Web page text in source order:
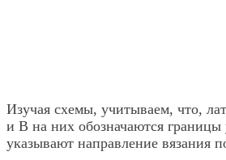
Изучая схемы, учитываем, что,
и В на них обозначаются границы
указывают направление вязания